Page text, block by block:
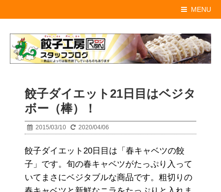
MENU
餃子ダイエット21日目はベジタ
ボー（棒）！
2015/03/10 2020/04/06
餃子ダイエット20日目は「春キャベツの餃
子」です。旬の春キャベツがたっぷり入って
いてまさにベジタブルな商品です。粗切りの